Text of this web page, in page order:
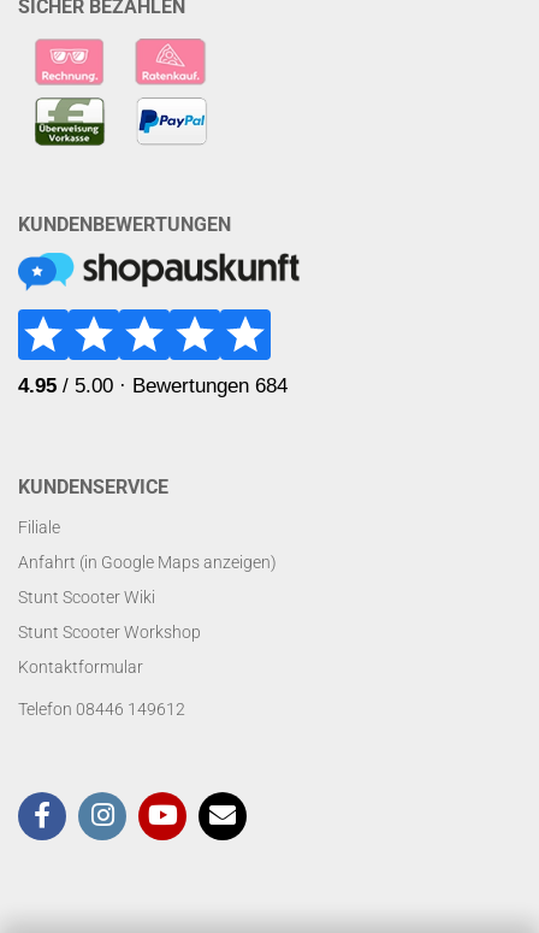
SICHER BEZAHLEN
KUNDENBEWERTUNGEN
KUNDENSERVICE
Filiale
Anfahrt (in Google Maps anzeigen)
Stunt Scooter Wiki
Stunt Scooter Workshop
Kontaktformular
Telefon 08446 149612